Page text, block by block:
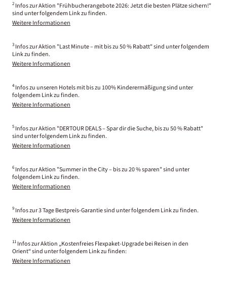
2 Infos zur Aktion "Frühbucherangebote 2026: Jetzt die besten Plätze sichern!"
sind unter folgendem Link zu finden.
Weitere Informationen
3 Infos zur Aktion "Last Minute – mit bis zu 50 % Rabatt" sind unter folgendem
Link zu finden.
Weitere Informationen
4 Infos zu unseren Hotels mit bis zu 100% Kinderermäßigung sind unter
folgendem Link zu finden.
Weitere Informationen
5 Infos zur Aktion "DERTOUR DEALS – Spar dir die Suche, bis zu 50 % Rabatt"
sind unter folgendem Link zu finden.
Weitere Informationen
6 Infos zur Aktion "Summer in the City – bis zu 20 % sparen" sind unter
folgendem Link zu finden.
Weitere Informationen
9 Infos zur 3 Tage Bestpreis-Garantie sind unter folgendem Link zu finden.
Weitere Informationen
11 Infos zur Aktion „Kostenfreies Flexpaket-Upgrade bei Reisen in den
Orient“ sind unter folgendem Link zu finden:
Weitere Informationen